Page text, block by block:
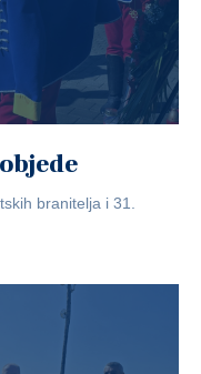
branitelja i 31.